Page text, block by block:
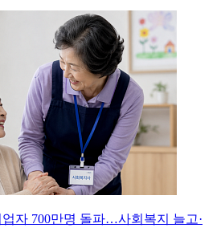
자 700만명 돌파…사회복지 늘고·